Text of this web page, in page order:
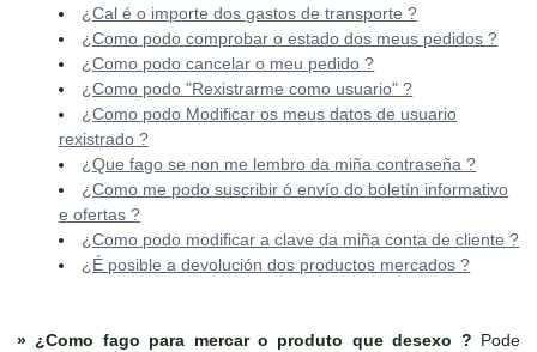
¿Cal é o importe dos gastos de transporte ?
¿Como podo comprobar o estado dos meus pedidos ?
¿Como podo cancelar o meu pedido ?
¿Como podo "Rexistrarme como usuario" ?
¿Como podo Modificar os meus datos de usuario
rexistrado ?
¿Que fago se non me lembro da miña contraseña ?
¿Como me podo suscribir ó envío do boletín informativo
e ofertas ?
¿Como podo modificar a clave da miña conta de cliente ?
¿É posible a devolución dos productos mercados ?
» ¿Como fago para mercar o produto que desexo ? Pode